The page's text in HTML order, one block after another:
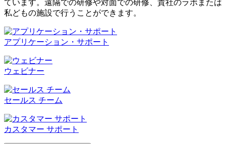
ています。遠隔での研修や対面での研修、貴社のラボまたは
私どもの施設で行うことができます。
アプリケーション・サポート
ウェビナー
セールス チーム
カスタマー サポート